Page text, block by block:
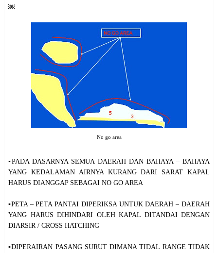
￼
No go area
▪️PADA DASARNYA SEMUA DAERAH DAN BAHAYA – BAHAYA
YANG KEDALAMAN AIRNYA KURANG DARI SARAT KAPAL
HARUS DIANGGAP SEBAGAI NO GO AREA
▪️PETA – PETA PANTAI DIPERIKSA UNTUK DAERAH – DAERAH
YANG HARUS DIHINDARI OLEH KAPAL DITANDAI DENGAN
DIARSIR / CROSS HATCHING
▪️DIPERAIRAN PASANG SURUT DIMANA TIDAL RANGE TIDAK